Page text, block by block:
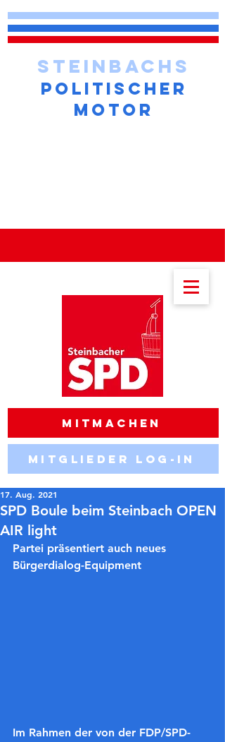
STEINBACHS
Mitglieder Log-in
POLITISCHER
MOTOR
Mitmachen
SPD Boule beim Steinbach OPEN
AIR light
17. Aug. 2021
Partei präsentiert auch neues
Bürgerdialog-Equipment
Im Rahmen der von der FDP/SPD-